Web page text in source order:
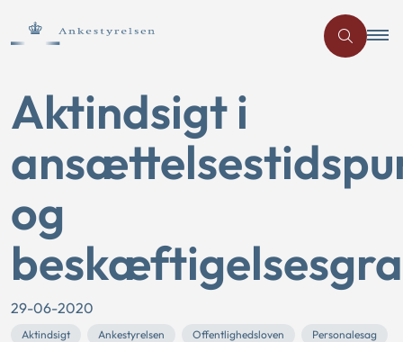
Aktindsigt i
og
29-06-2020
Aktindsigt Ankestyrelsen Offentlighedsloven Personalesag